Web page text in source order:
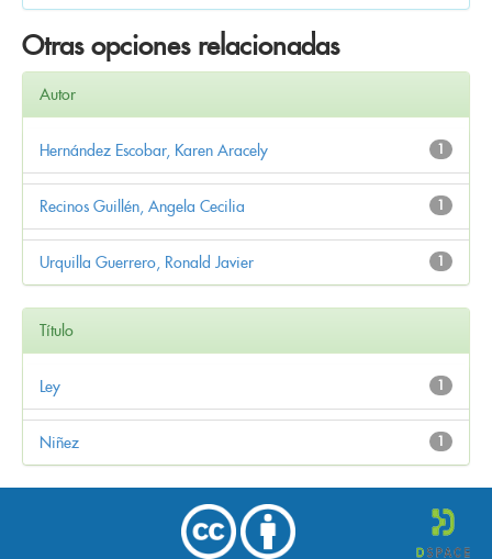
Otras opciones relacionadas
Autor
1
Hernández Escobar, Karen Aracely
1
Recinos Guillén, Angela Cecilia
1
Urquilla Guerrero, Ronald Javier
Título
1
Ley
1
Niñez